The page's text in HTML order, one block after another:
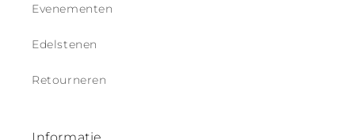
Evenementen
Edelstenen
Retourneren
Informatie